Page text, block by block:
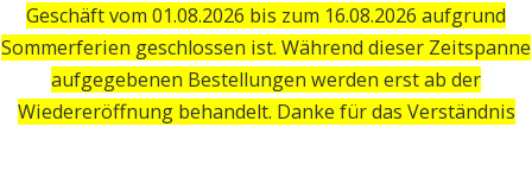
Geschäft vom 01.08.2026 bis zum 16.08.2026 aufgrund
Sommerferien geschlossen ist. Während dieser Zeitspanne
aufgegebenen Bestellungen werden erst ab der
Wiedereröffnung behandelt. Danke für das Verständnis